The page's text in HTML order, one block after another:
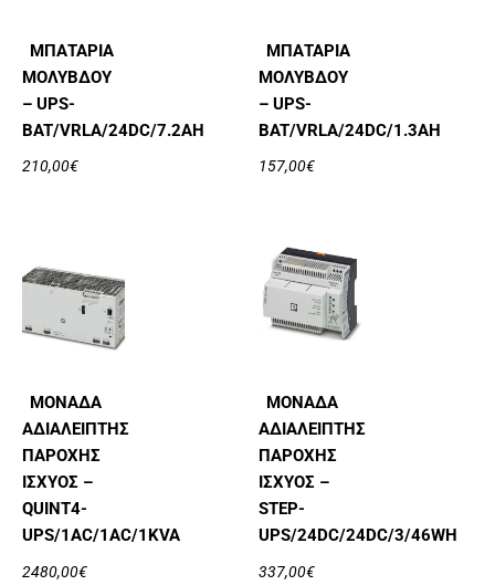
ΜΠΑΤΑΡΊΑ
ΜΟΛΎΒΔΟΥ
– UPS-
BAT/VRLA/24DC/7.2AH
210,00€
ΜΠΑΤΑΡΊΑ
ΜΟΛΎΒΔΟΥ
– UPS-
BAT/VRLA/24DC/1.3AH
157,00€
ΜΟΝΆΔΑ
ΑΔΙΆΛΕΙΠΤΗΣ
ΠΑΡΟΧΉΣ
ΙΣΧΎΟΣ –
QUINT4-
UPS/1AC/1AC/1KVA
2480,00€
ΜΟΝΆΔΑ
ΑΔΙΆΛΕΙΠΤΗΣ
ΠΑΡΟΧΉΣ
ΙΣΧΎΟΣ –
STEP-
UPS/24DC/24DC/3/46WH
337,00€